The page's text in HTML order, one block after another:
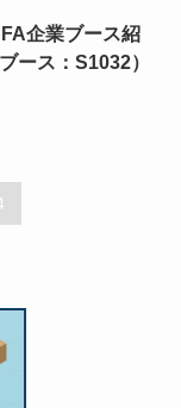
FA企業ブース紹
ース：S1032）